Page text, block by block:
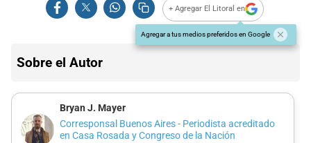
+ Agregar El Litoral en
Agregar a tus medios preferidos en Google
Sobre el Autor
Bryan J. Mayer
Corresponsal Buenos Aires - Periodista acreditado
en Casa Rosada y Congreso de la Nación